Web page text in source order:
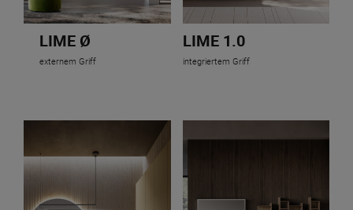
LIME Ø
externem Griff
LIME 1.0
integriertem Griff